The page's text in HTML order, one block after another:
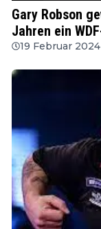
Gary Robson
Jahren ein
19 Februar 2024